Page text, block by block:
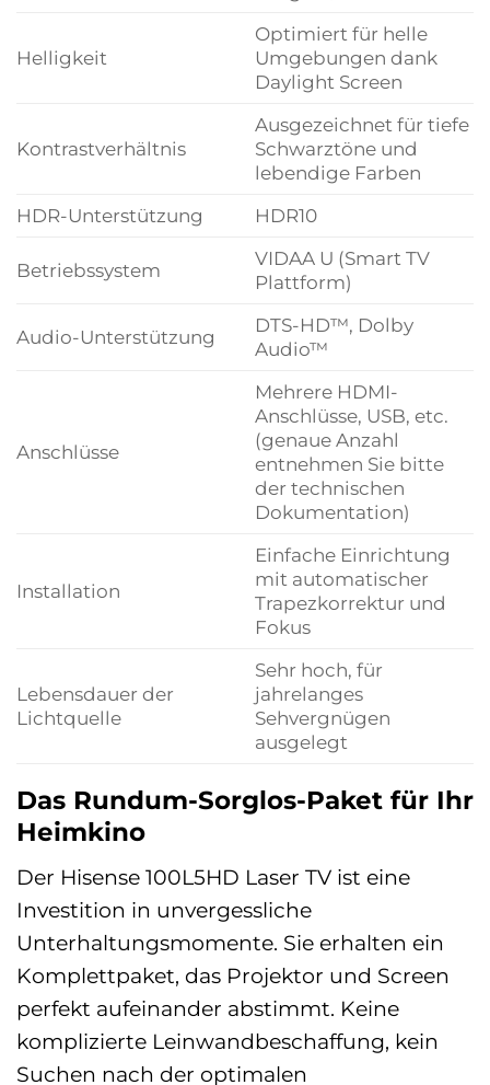
Helligkeit
Optimiert für helle
Umgebungen dank
Daylight Screen
Kontrastverhältnis
Ausgezeichnet für tiefe
Schwarztöne und
lebendige Farben
HDR-Unterstützung
HDR10
Betriebssystem
VIDAA U (Smart TV
Plattform)
Audio-Unterstützung
DTS-HD™, Dolby
Audio™
Anschlüsse
Mehrere HDMI-
Anschlüsse, USB, etc.
(genaue Anzahl
entnehmen Sie bitte
der technischen
Dokumentation)
Installation
Einfache Einrichtung
mit automatischer
Trapezkorrektur und
Fokus
Lebensdauer der
Lichtquelle
Sehr hoch, für
jahrelanges
Sehvergnügen
ausgelegt
Das Rundum-Sorglos-Paket für Ihr
Heimkino
Der Hisense 100L5HD Laser TV ist eine
Investition in unvergessliche
Unterhaltungsmomente. Sie erhalten ein
Komplettpaket, das Projektor und Screen
perfekt aufeinander abstimmt. Keine
komplizierte Leinwandbeschaffung, kein
Suchen nach der optimalen